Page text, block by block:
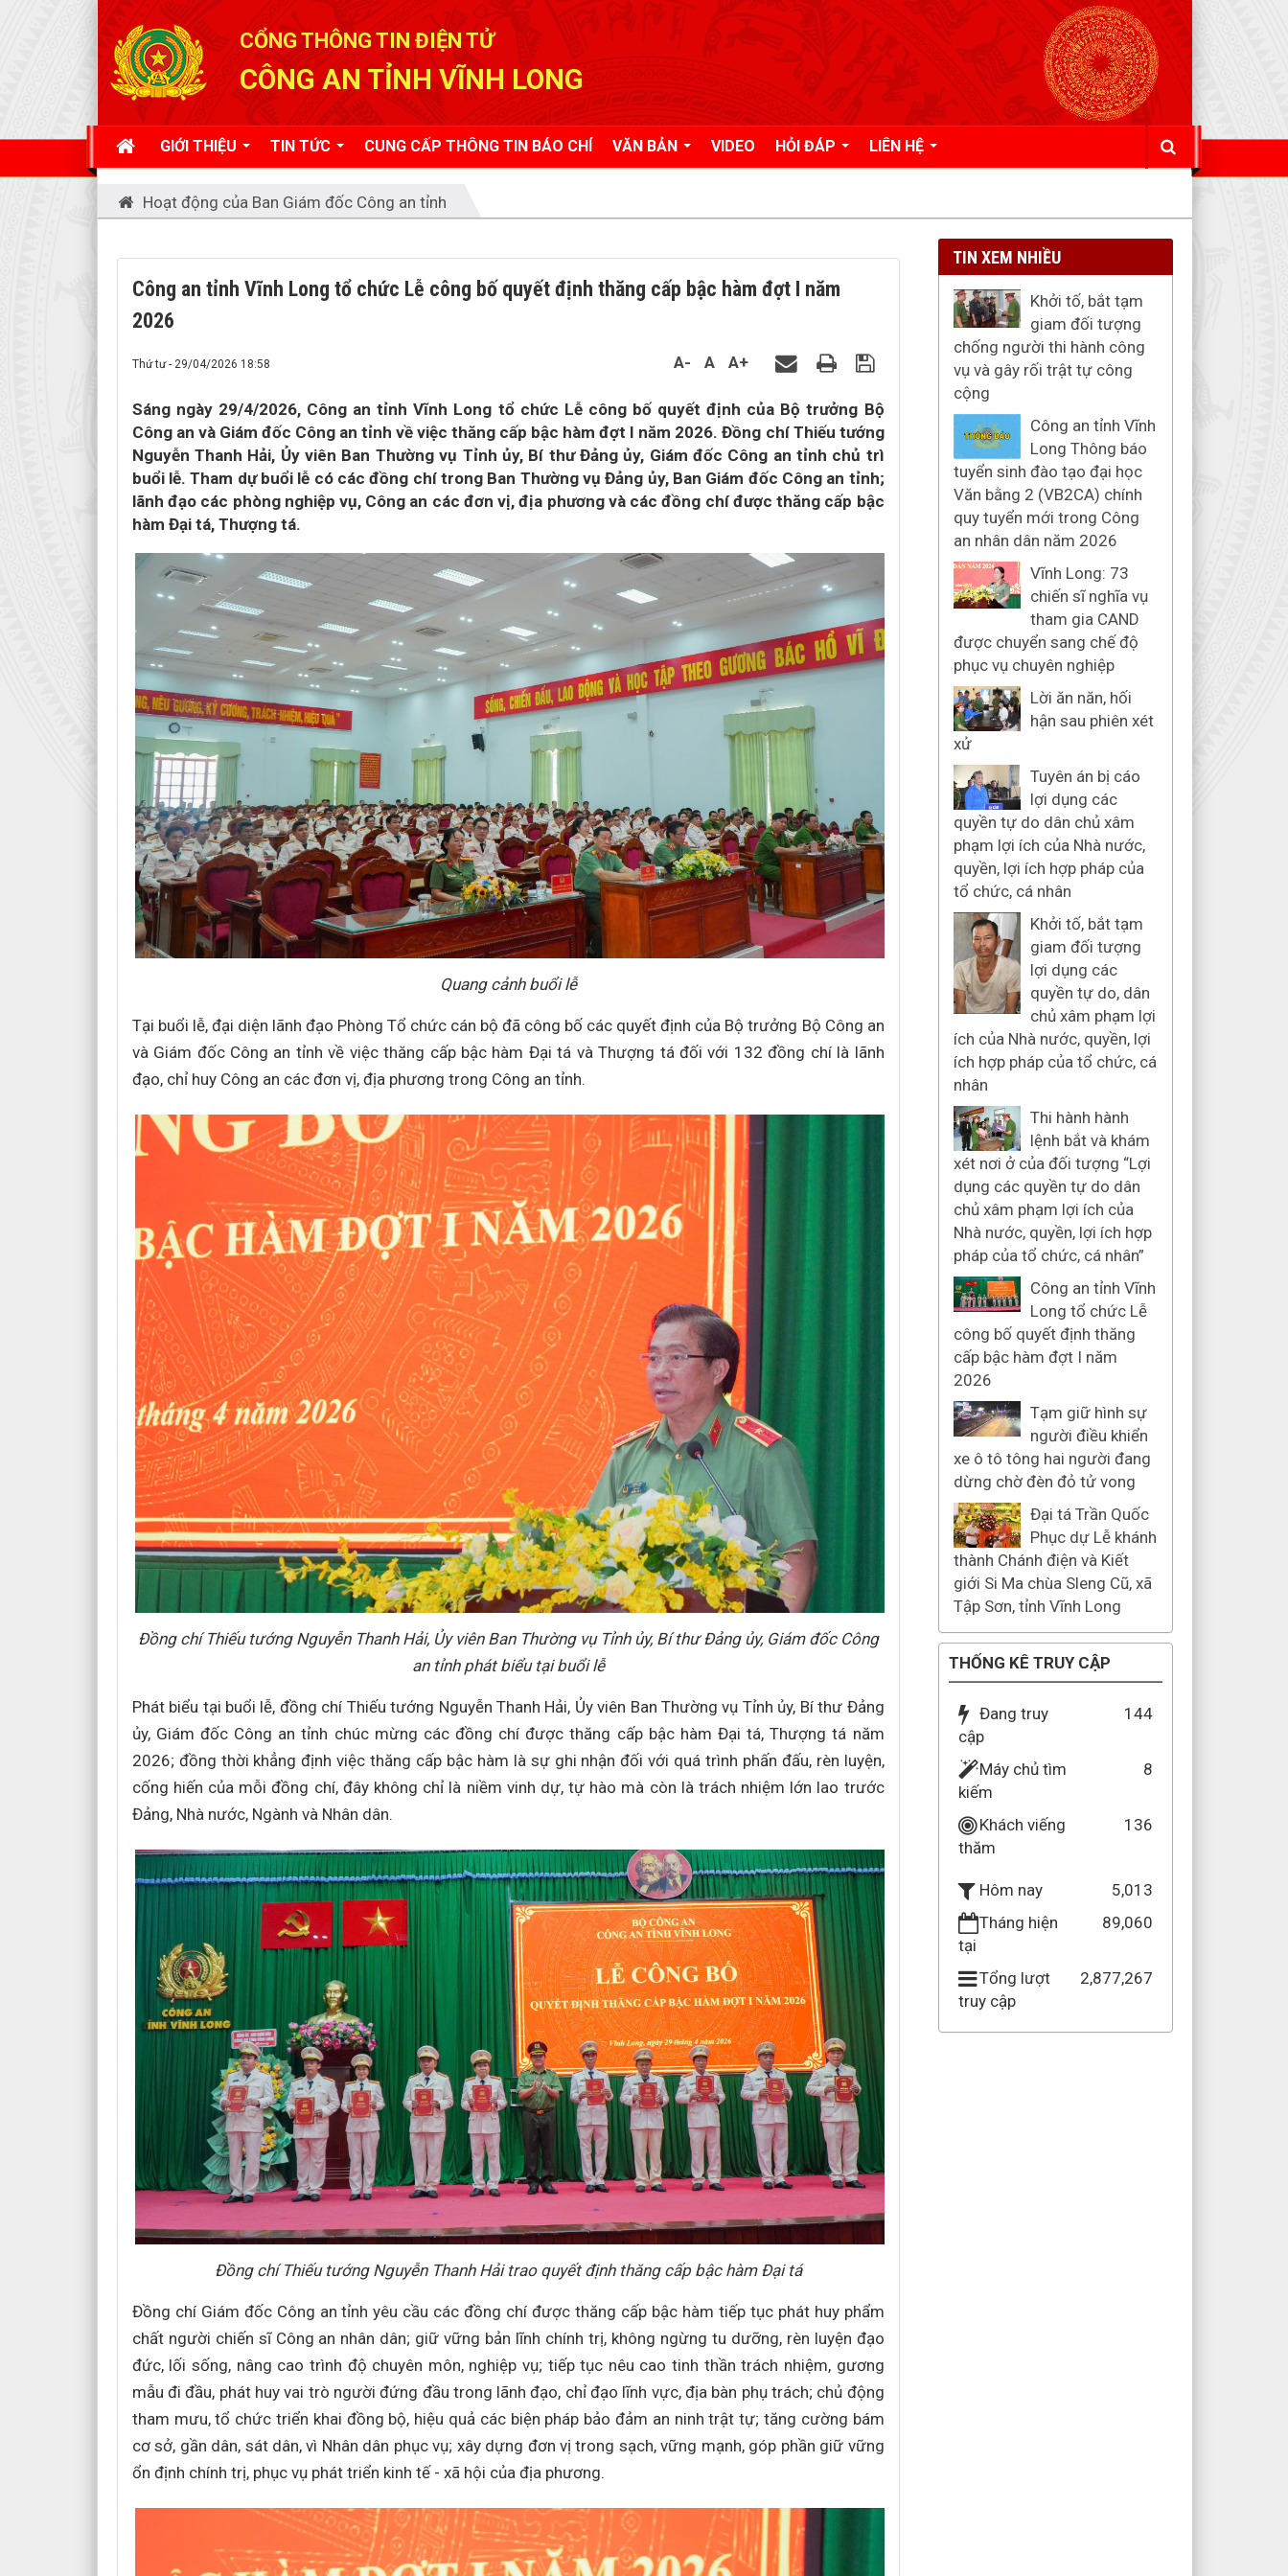
CỔNG THÔNG TIN ĐIỆN TỬ
CÔNG AN TỈNH VĨNH LONG
GIỚI THIỆU TIN TỨC CUNG CẤP THÔNG TIN BÁO CHÍ VĂN BẢN VIDEO HỎI ĐÁP LIÊN HỆ
Hoạt động của Ban Giám đốc Công an tỉnh
Công an tỉnh Vĩnh Long tổ chức Lễ công bố quyết định thăng cấp bậc hàm đợt I năm
2026
Thứ tư - 29/04/2026 18:58 A- A A+
Sáng ngày 29/4/2026, Công an tỉnh Vĩnh Long tổ chức Lễ công bố quyết định của Bộ trưởng Bộ
Công an và Giám đốc Công an tỉnh về việc thăng cấp bậc hàm đợt I năm 2026. Đồng chí Thiếu tướng
Nguyễn Thanh Hải, Ủy viên Ban Thường vụ Tỉnh ủy, Bí thư Đảng ủy, Giám đốc Công an tỉnh chủ trì
buổi lễ. Tham dự buổi lễ có các đồng chí trong Ban Thường vụ Đảng ủy, Ban Giám đốc Công an tỉnh;
lãnh đạo các phòng nghiệp vụ, Công an các đơn vị, địa phương và các đồng chí được thăng cấp bậc
hàm Đại tá, Thượng tá.
Quang cảnh buổi lễ
Tại buổi lễ, đại diện lãnh đạo Phòng Tổ chức cán bộ đã công bố các quyết định của Bộ trưởng Bộ Công an
và Giám đốc Công an tỉnh về việc thăng cấp bậc hàm Đại tá và Thượng tá đối với 132 đồng chí là lãnh
đạo, chỉ huy Công an các đơn vị, địa phương trong Công an tỉnh.
Đồng chí Thiếu tướng Nguyễn Thanh Hải, Ủy viên Ban Thường vụ Tỉnh ủy, Bí thư Đảng ủy, Giám đốc Công
an tỉnh phát biểu tại buổi lễ
Phát biểu tại buổi lễ, đồng chí Thiếu tướng Nguyễn Thanh Hải, Ủy viên Ban Thường vụ Tỉnh ủy, Bí thư Đảng
ủy, Giám đốc Công an tỉnh chúc mừng các đồng chí được thăng cấp bậc hàm Đại tá, Thượng tá năm
2026; đồng thời khẳng định việc thăng cấp bậc hàm là sự ghi nhận đối với quá trình phấn đấu, rèn luyện,
cống hiến của mỗi đồng chí, đây không chỉ là niềm vinh dự, tự hào mà còn là trách nhiệm lớn lao trước
Đảng, Nhà nước, Ngành và Nhân dân.
Đồng chí Thiếu tướng Nguyễn Thanh Hải trao quyết định thăng cấp bậc hàm Đại tá
Đồng chí Giám đốc Công an tỉnh yêu cầu các đồng chí được thăng cấp bậc hàm tiếp tục phát huy phẩm
chất người chiến sĩ Công an nhân dân; giữ vững bản lĩnh chính trị, không ngừng tu dưỡng, rèn luyện đạo
đức, lối sống, nâng cao trình độ chuyên môn, nghiệp vụ; tiếp tục nêu cao tinh thần trách nhiệm, gương
mẫu đi đầu, phát huy vai trò người đứng đầu trong lãnh đạo, chỉ đạo lĩnh vực, địa bàn phụ trách; chủ động
tham mưu, tổ chức triển khai đồng bộ, hiệu quả các biện pháp bảo đảm an ninh trật tự; tăng cường bám
cơ sở, gần dân, sát dân, vì Nhân dân phục vụ; xây dựng đơn vị trong sạch, vững mạnh, góp phần giữ vững
ổn định chính trị, phục vụ phát triển kinh tế - xã hội của địa phương.
TIN XEM NHIỀU
Khởi tố, bắt tạm
giam đối tượng
chống người thi hành công
vụ và gây rối trật tự công
cộng
Công an tỉnh Vĩnh
Long Thông báo
tuyển sinh đào tạo đại học
Văn bằng 2 (VB2CA) chính
quy tuyển mới trong Công
an nhân dân năm 2026
Vĩnh Long: 73
chiến sĩ nghĩa vụ
tham gia CAND
được chuyển sang chế độ
phục vụ chuyên nghiệp
Lời ăn năn, hối
hận sau phiên xét
xử
Tuyên án bị cáo
lợi dụng các
quyền tự do dân chủ xâm
phạm lợi ích của Nhà nước,
quyền, lợi ích hợp pháp của
tổ chức, cá nhân
Khởi tố, bắt tạm
giam đối tượng
lợi dụng các
quyền tự do, dân
chủ xâm phạm lợi
ích của Nhà nước, quyền, lợi
ích hợp pháp của tổ chức, cá
nhân
Thi hành hành
lệnh bắt và khám
xét nơi ở của đối tượng “Lợi
dụng các quyền tự do dân
chủ xâm phạm lợi ích của
Nhà nước, quyền, lợi ích hợp
pháp của tổ chức, cá nhân”
Công an tỉnh Vĩnh
Long tổ chức Lễ
công bố quyết định thăng
cấp bậc hàm đợt I năm
2026
Tạm giữ hình sự
người điều khiển
xe ô tô tông hai người đang
dừng chờ đèn đỏ tử vong
Đại tá Trần Quốc
Phục dự Lễ khánh
thành Chánh điện và Kiết
giới Si Ma chùa Sleng Cũ, xã
Tập Sơn, tỉnh Vĩnh Long
THỐNG KÊ TRUY CẬP
Đang truy
cập
144
Máy chủ tìm
kiếm
8
Khách viếng
thăm
136
Hôm nay
5,013
Tháng hiện
tại
89,060
Tổng lượt
truy cập
2,877,267